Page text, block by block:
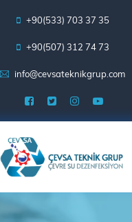
+90(533) 703 37 35
+90(507) 312 74 73
info@cevsateknikgrup.com